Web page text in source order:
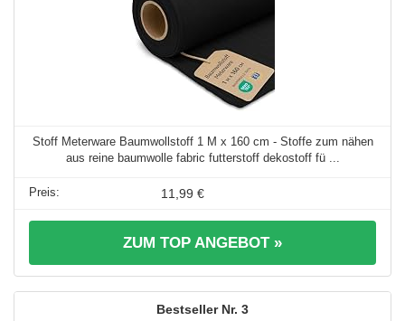
Stoff Meterware Baumwollstoff 1 M x 160 cm - Stoffe zum nähen
aus reine baumwolle fabric futterstoff dekostoff fü ...
11,99 €
ZUM TOP ANGEBOT »
3